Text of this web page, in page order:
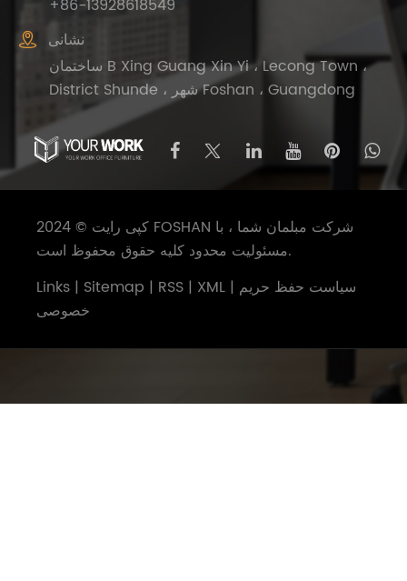
+86-13928618549
 نشانی
ساختمان B Xing Guang Xin Yi ، Lecong Town ،
District Shunde ، شهر Foshan ، Guangdong
کپی رایت © 2024 FOSHAN شرکت مبلمان شما ، با
مسئولیت محدود کلیه حقوق محفوظ است.
Links | Sitemap | RSS | XML | سیاست حفظ حریم
خصوصی